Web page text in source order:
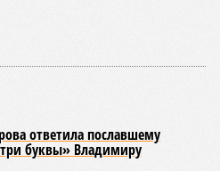
ответила пославшему
буквы» Владимиру